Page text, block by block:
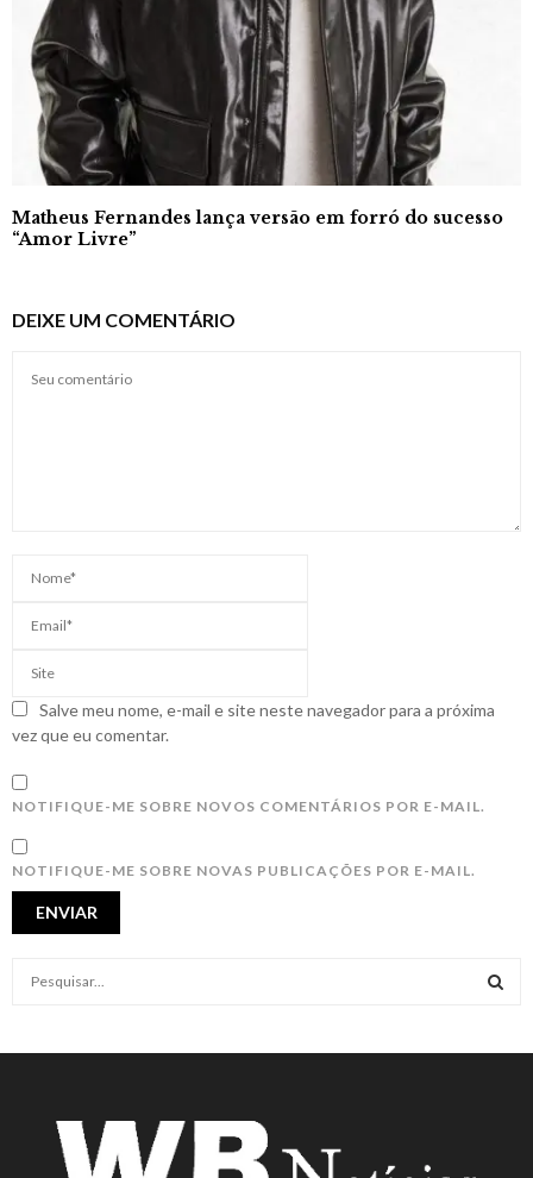
Matheus Fernandes lança versão em forró do sucesso
“Amor Livre”
DEIXE UM COMENTÁRIO
Salve meu nome, e-mail e site neste navegador para a próxima
vez que eu comentar.
NOTIFIQUE-ME SOBRE NOVOS COMENTÁRIOS POR E-MAIL.
NOTIFIQUE-ME SOBRE NOVAS PUBLICAÇÕES POR E-MAIL.